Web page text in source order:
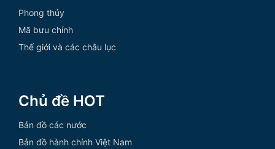
Phong thủy
Mã bưu chính
Thế giới và các châu lục
Chủ đề HOT
Bản đồ các nước
Bản đồ hành chính Việt Nam